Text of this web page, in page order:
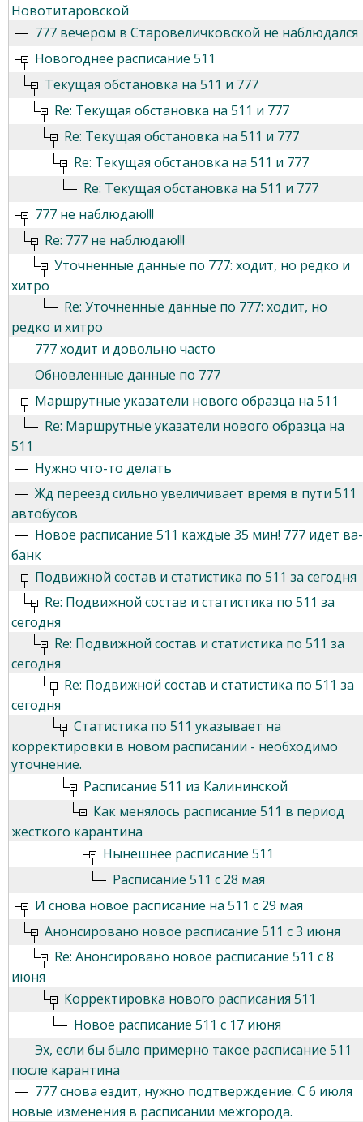
Новотитаровской
777 вечером в Старовеличковской не наблюдался
Новогоднее расписание 511
Текущая обстановка на 511 и 777
Re: Текущая обстановка на 511 и 777
Re: Текущая обстановка на 511 и 777
Re: Текущая обстановка на 511 и 777
Re: Текущая обстановка на 511 и 777
777 не наблюдаю!!!
Re: 777 не наблюдаю!!!
Уточненные данные по 777: ходит, но редко и
хитро
Re: Уточненные данные по 777: ходит, но
редко и хитро
777 ходит и довольно часто
Обновленные данные по 777
Маршрутные указатели нового образца на 511
Re: Маршрутные указатели нового образца на
511
Нужно что-то делать
Жд переезд сильно увеличивает время в пути 511
автобусов
Новое расписание 511 каждые 35 мин! 777 идет ва-
банк
Подвижной состав и статистика по 511 за сегодня
Re: Подвижной состав и статистика по 511 за
сегодня
Re: Подвижной состав и статистика по 511 за
сегодня
Re: Подвижной состав и статистика по 511 за
сегодня
Статистика по 511 указывает на
корректировки в новом расписании - необходимо
уточнение.
Расписание 511 из Калининской
Как менялось расписание 511 в период
жесткого карантина
Нынешнее расписание 511
Расписание 511 с 28 мая
И снова новое расписание на 511 с 29 мая
Анонсировано новое расписание 511 с 3 июня
Re: Анонсировано новое расписание 511 с 8
июня
Корректировка нового расписания 511
Новое расписание 511 с 17 июня
Эх, если бы было примерно такое расписание 511
после карантина
777 снова ездит, нужно подтверждение. С 6 июля
новые изменения в расписании межгорода.